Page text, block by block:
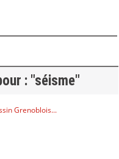
: "séisme"
Grenoblois...